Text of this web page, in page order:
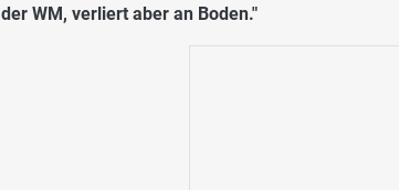
der WM, verliert aber an Boden."